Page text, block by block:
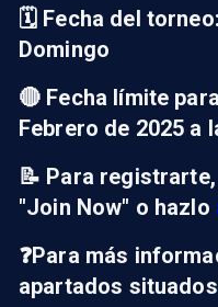
🗓️ Fecha del
Domingo
🔴 Fecha límite
Febrero de 2025 a
📝 Para
"Join Now" o hazlo
❓Para más
apartados situados